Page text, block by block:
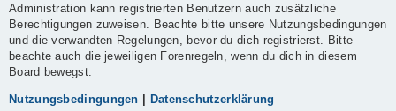
Administration kann registrierten Benutzern auch zusätzliche
Berechtigungen zuweisen. Beachte bitte unsere Nutzungsbedingungen
und die verwandten Regelungen, bevor du dich registrierst. Bitte
beachte auch die jeweiligen Forenregeln, wenn du dich in diesem
Board bewegst.
Nutzungsbedingungen Datenschutzerklärung